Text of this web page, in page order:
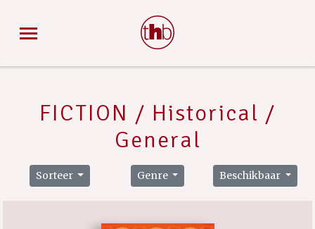
FICTION / Historical /
General
Sorteer Genre Beschikbaar